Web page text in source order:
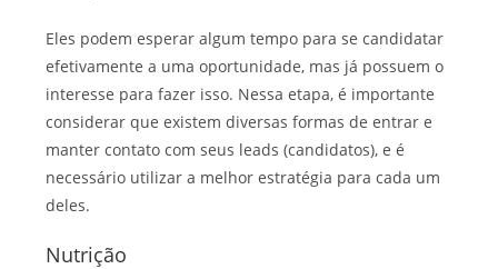
Eles podem esperar algum tempo para se candidatar
efetivamente a uma oportunidade, mas já possuem o
interesse para fazer isso. Nessa etapa, é importante
considerar que existem diversas formas de entrar e
manter contato com seus leads (candidatos), e é
necessário utilizar a melhor estratégia para cada um
deles.
Nutrição